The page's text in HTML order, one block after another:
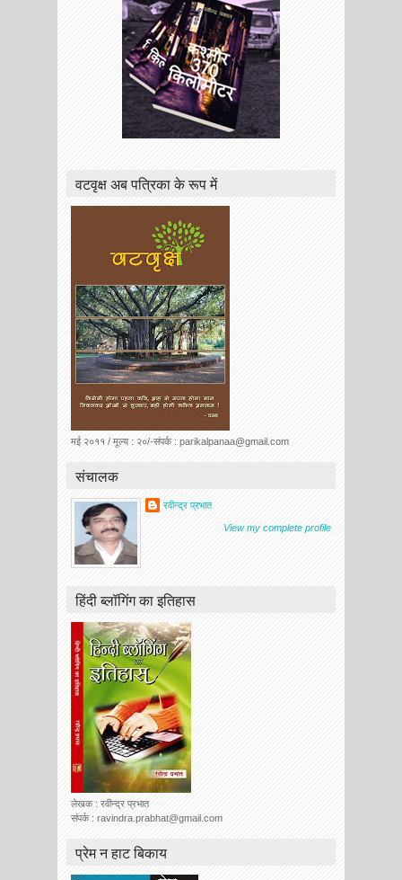
वटवृक्ष अब पत्रिका के रूप में
मई २०११ / मूल्य : २०/-संपर्क : parikalpanaa@gmail.com
संचालक
रवीन्द्र प्रभात
View my complete profile
हिंदी ब्लॉगिंग का इतिहास
लेखक : रवीन्द्र प्रभात
संपर्क : ravindra.prabhat@gmail.com
प्रेम न हाट बिकाय